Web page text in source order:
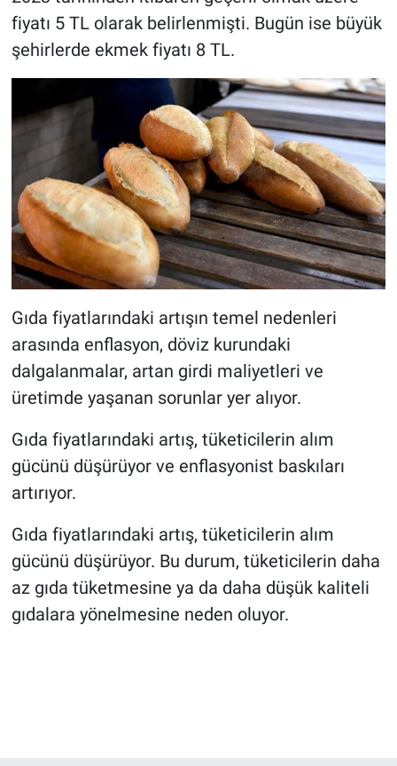
fiyatı 5 TL olarak belirlenmişti. Bugün ise büyük
şehirlerde ekmek fiyatı 8 TL.
Gıda fiyatlarındaki artışın temel nedenleri
arasında enflasyon, döviz kurundaki
dalgalanmalar, artan girdi maliyetleri ve
üretimde yaşanan sorunlar yer alıyor.
Gıda fiyatlarındaki artış, tüketicilerin alım
gücünü düşürüyor ve enflasyonist baskıları
artırıyor.
Gıda fiyatlarındaki artış, tüketicilerin alım
gücünü düşürüyor. Bu durum, tüketicilerin daha
az gıda tüketmesine ya da daha düşük kaliteli
gıdalara yönelmesine neden oluyor.